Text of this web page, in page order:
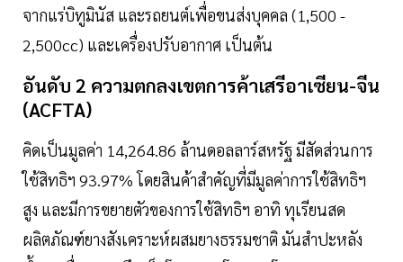
จากแร่บิทูมินัส และรถยนต์เพื่อขนส่งบุคคล (1,500 -
2,500cc) และเครื่องปรับอากาศ เป็นต้น
อันดับ 2 ความตกลงเขตการค้าเสรีอาเซียน-จีน
(ACFTA)
คิดเป็นมูลค่า 14,264.86 ล้านดอลลาร์สหรัฐ มีสัดส่วนการ
ใช้สิทธิฯ 93.97% โดยสินค้าสำคัญที่มีมูลค่าการใช้สิทธิฯ
สูง และมีการขยายตัวของการใช้สิทธิฯ อาทิ ทุเรียนสด
ผลิตภัณฑ์ยางสังเคราะห์ผสมยางธรรมชาติ มันสำปะหลัง